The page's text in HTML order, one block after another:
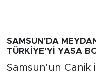
SAMSUN'DA
TÜRKİYE'Yİ YASA
Samsun'un Canik